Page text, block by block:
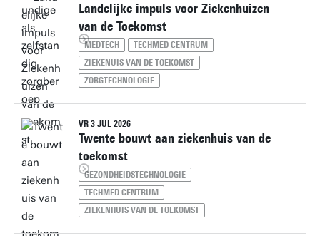
Landelijke impuls voor Ziekenhuizen
van de Toekomst
MEDTECH
TECHMED CENTRUM
ZIEKENUIS VAN DE TOEKOMST
ZORGTECHNOLOGIE
VR 3 JUL 2026
Twente bouwt aan ziekenhuis van de
toekomst
GEZONDHEIDSTECHNOLOGIE
TECHMED CENTRUM
ZIEKENHUIS VAN DE TOEKOMST